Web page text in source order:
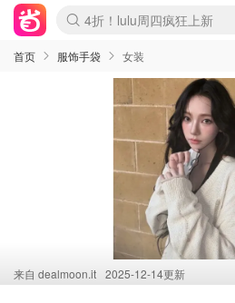
Boticinal 夏促开抢！
4折！lulu周四疯狂上新
速领！Stanley独家85折
Zalando 奥莱闪促！每日更
首页 服饰手袋 女装
来自 dealmoon.it 2025-12-14更新